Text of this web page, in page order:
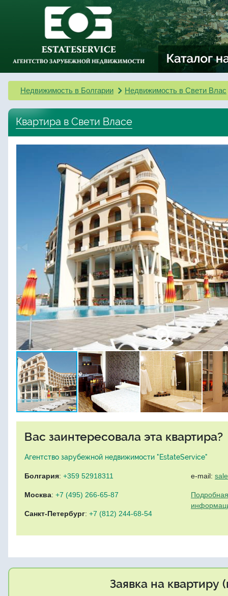
Недвижимость в Болгарии Недвижимость в Свети Влас
Квартира в Свети Власе
Вас заинтересовала эта квартира?
Агентство зарубежной недвижимости "EstateService"
Болгария: +359 52918311
Москва: +7 (495) 266-65-87
Санкт-Петербург: +7 (812) 244-68-54
e-mail:
Заявка на квартиру